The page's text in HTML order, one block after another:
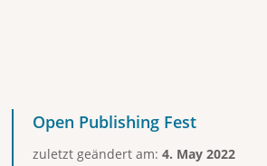
Open Publishing Fest
zuletzt geändert am: 4. May 2022